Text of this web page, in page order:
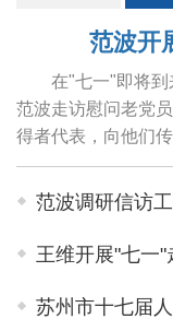
范波开
在"七一"即将
范波走访慰问老党
得者代表，向他们
员和党务工作者致
革命工作，期颐之
范波调研信访
王维开展"七一"
苏州市十七届